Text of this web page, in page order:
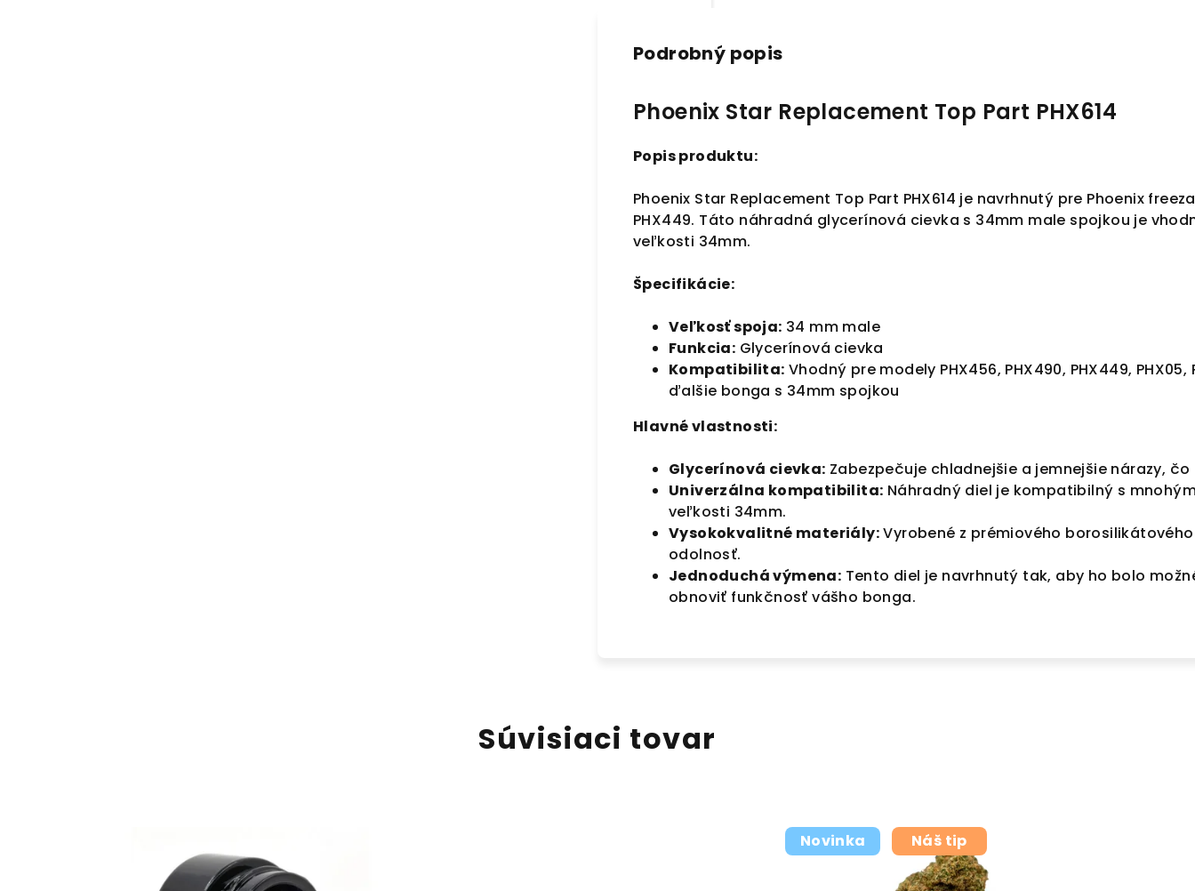
Podrobný popis
Phoenix Star Replacement Top Part PHX614
Popis produktu:
Phoenix Star Replacement Top Part PHX614 je navrhnutý pre Phoenix
PHX449. Táto náhradná glycerínová cievka s 34mm male spojkou je
veľkosti 34mm.
Špecifikácie:
Veľkosť spoja: 34 mm male
Funkcia: Glycerínová cievka
Kompatibilita: Vhodný pre modely PHX456, PHX490, PHX449, PHX05,
ďalšie bonga s 34mm spojkou
Hlavné vlastnosti:
Glycerínová cievka: Zabezpečuje chladnejšie a jemnejšie nárazy,
Univerzálna kompatibilita: Náhradný diel je kompatibilný s
veľkosti 34mm.
Vysokokvalitné materiály:Vyrobené z prémiového
odolnosť.
Jednoduchá výmena: Tento diel je navrhnutý tak, aby ho bolo
obnoviť funkčnosť vášho bonga.
Súvisiaci tovar
Novinka Náš tip